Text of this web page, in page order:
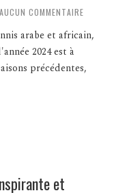
AUCUN COMMENTAIRE
arabe et africain,
2024 est à
précédentes,
et